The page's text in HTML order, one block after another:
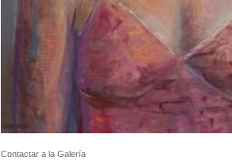
Contactar a la Galería